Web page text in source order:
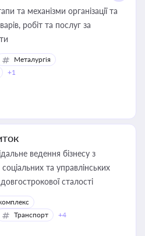
та механізми організації та
робіт та послуг за
Металургія
+1
ведення бізнесу з
та управлінських
сталості
Транспорт +4